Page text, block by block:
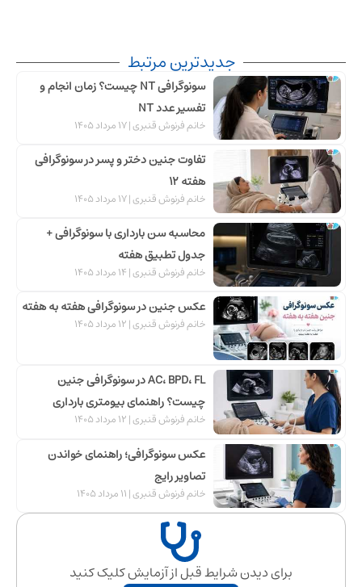
جدیدترین مرتبط
سونوگرافی NT چیست؟ زمان انجام و
تفسیر عدد NT
خانم فرنوش قنبری 17 مرداد 1405
تفاوت جنین دختر و پسر در سونوگرافی
هفته 12
خانم فرنوش قنبری 17 مرداد 1405
محاسبه سن بارداری با سونوگرافی +
جدول تطبیق هفته
خانم فرنوش قنبری
عکس جنین در سونوگرافی هفته به هفته
خانم فرنوش قنبری
AC، BPD، FL در سونوگرافی جنین
چیست؟ راهنمای بیومتری بارداری
خانم فرنوش قنبری
عکس سونوگرافی؛ راهنمای خواندن
تصاویر رایج
خانم فرنوش قنبری
برای دیدن شرایط قبل از آزمایش کلیک کنید